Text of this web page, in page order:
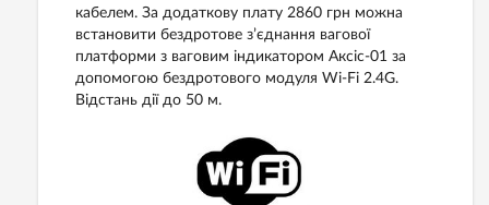
кабелем. За додаткову плату 2860 грн можна
встановити бездротове з’єднання вагової
платформи з ваговим індикатором Аксіс-01 за
допомогою бездротового модуля Wi-Fi 2.4G.
Відстань дії до 50 м.